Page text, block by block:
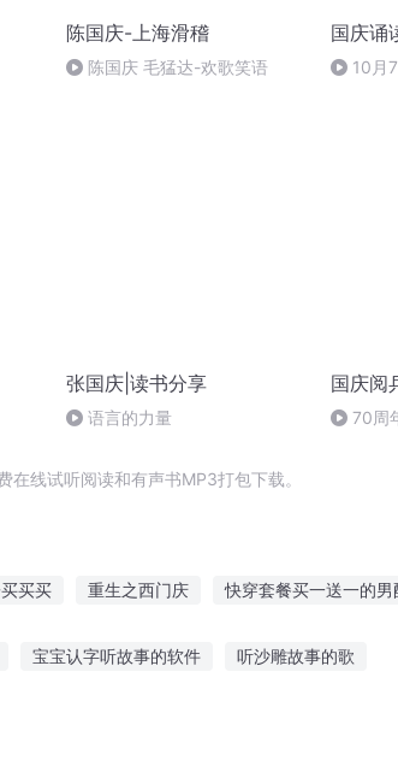
陈国庆-上海滑稽
陈国庆 毛猛达-欢歌笑语
国庆诵
10月
张国庆|读书分享
语言的力量
国庆阅
70周
线试听阅读和有声书MP3打包下载。
买买 重生之西门庆 快穿套餐买一送一的男
宝宝认字听故事的软件 听沙雕故事的歌